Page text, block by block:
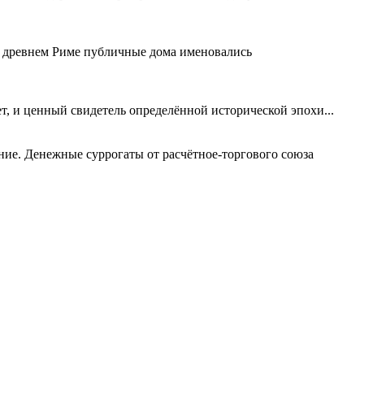
Риме публичные дома именовались
ценный свидетель определённой исторической эпохи...
Денежные суррогаты от расчётное-торгового союза